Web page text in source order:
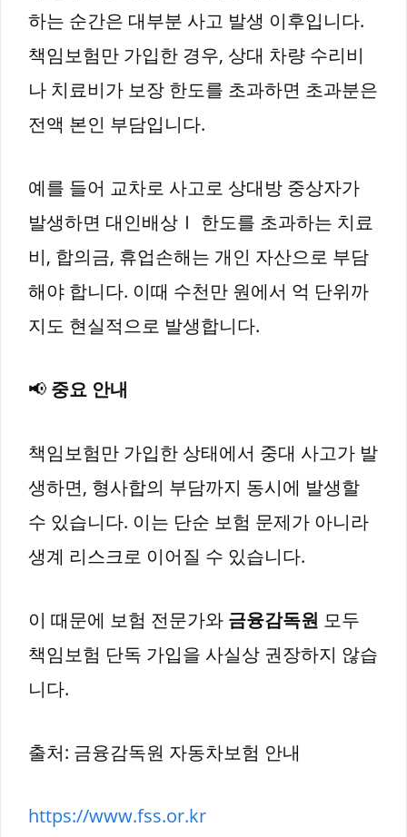
하는 순간은 대부분 사고 발생 이후입니다.
책임보험만 가입한 경우, 상대 차량 수리비
나 치료비가 보장 한도를 초과하면 초과분은
전액 본인 부담입니다.
예를 들어 교차로 사고로 상대방 중상자가
발생하면 대인배상Ⅰ 한도를 초과하는 치료
비, 합의금, 휴업손해는 개인 자산으로 부담
해야 합니다. 이때 수천만 원에서 억 단위까
지도 현실적으로 발생합니다.
📢 중요 안내
책임보험만 가입한 상태에서 중대 사고가 발
생하면, 형사합의 부담까지 동시에 발생할
수 있습니다. 이는 단순 보험 문제가 아니라
생계 리스크로 이어질 수 있습니다.
이 때문에 보험 전문가와 금융감독원 모두
책임보험 단독 가입을 사실상 권장하지 않습
니다.
출처: 금융감독원 자동차보험 안내
https://www.fss.or.kr